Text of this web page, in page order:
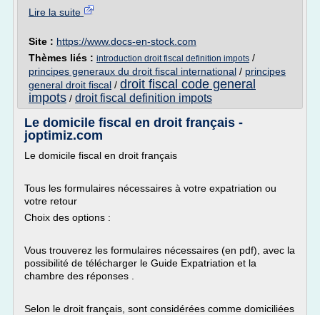
Lire la suite
Site : https://www.docs-en-stock.com
Thèmes liés : introduction droit fiscal definition impots /
principes generaux du droit fiscal international / principes
general droit fiscal / droit fiscal code general
impots / droit fiscal definition impots
Le domicile fiscal en droit français -
joptimiz.com
Le domicile fiscal en droit français
Tous les formulaires nécessaires à votre expatriation ou
votre retour
Choix des options :
Vous trouverez les formulaires nécessaires (en pdf), avec la
possibilité de télécharger le Guide Expatriation et la
chambre des réponses .
Selon le droit français, sont considérées comme domiciliées